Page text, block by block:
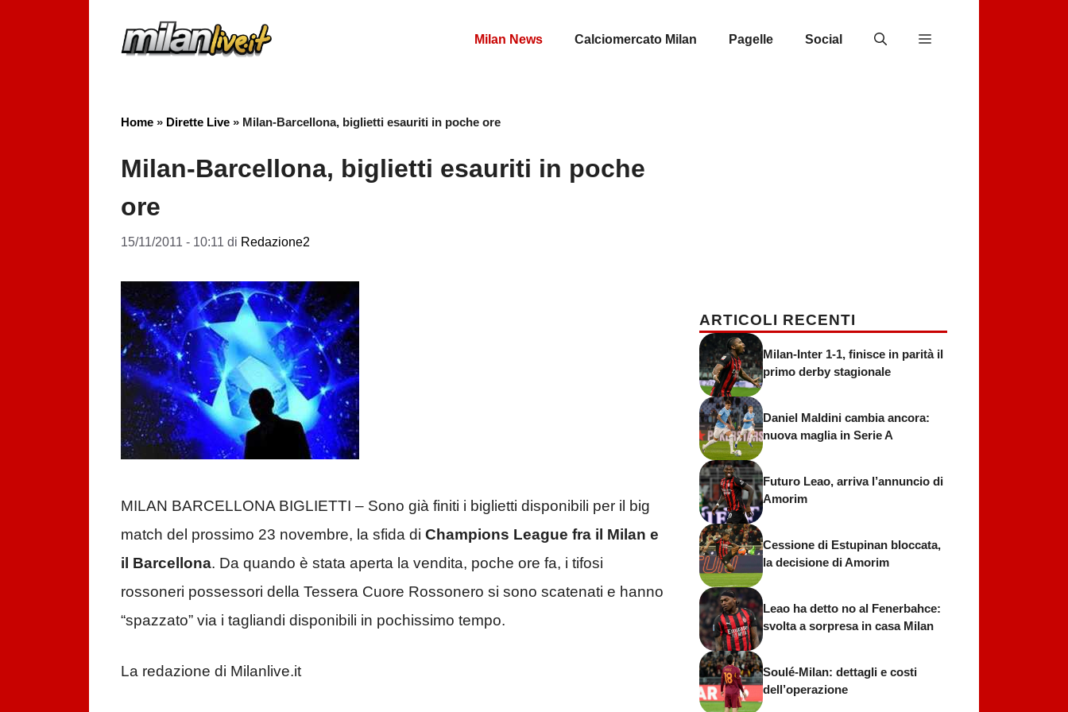
Milan News Calciomercato Milan Pagelle Social
Home » Dirette Live » Milan-Barcellona, biglietti esauriti in poche ore
Milan-Barcellona, biglietti esauriti in poche
ore
15/11/2011 - 10:11 di Redazione2
MILAN BARCELLONA BIGLIETTI – Sono già finiti i biglietti disponibili per il big
match del prossimo 23 novembre, la sfida di Champions League fra il Milan e
il Barcellona. Da quando è stata aperta la vendita, poche ore fa, i tifosi
rossoneri possessori della Tessera Cuore Rossonero si sono scatenati e hanno
“spazzato” via i tagliandi disponibili in pochissimo tempo.
La redazione di Milanlive.it
ARTICOLI RECENTI
Milan-Inter 1-1, finisce in parità il
primo derby stagionale
Daniel Maldini cambia ancora:
nuova maglia in Serie A
Futuro Leao, arriva l’annuncio di
Amorim
Cessione di Estupinan bloccata,
la decisione di Amorim
Leao ha detto no al Fenerbahce:
svolta a sorpresa in casa Milan
Soulé-Milan: dettagli e costi
dell’operazione